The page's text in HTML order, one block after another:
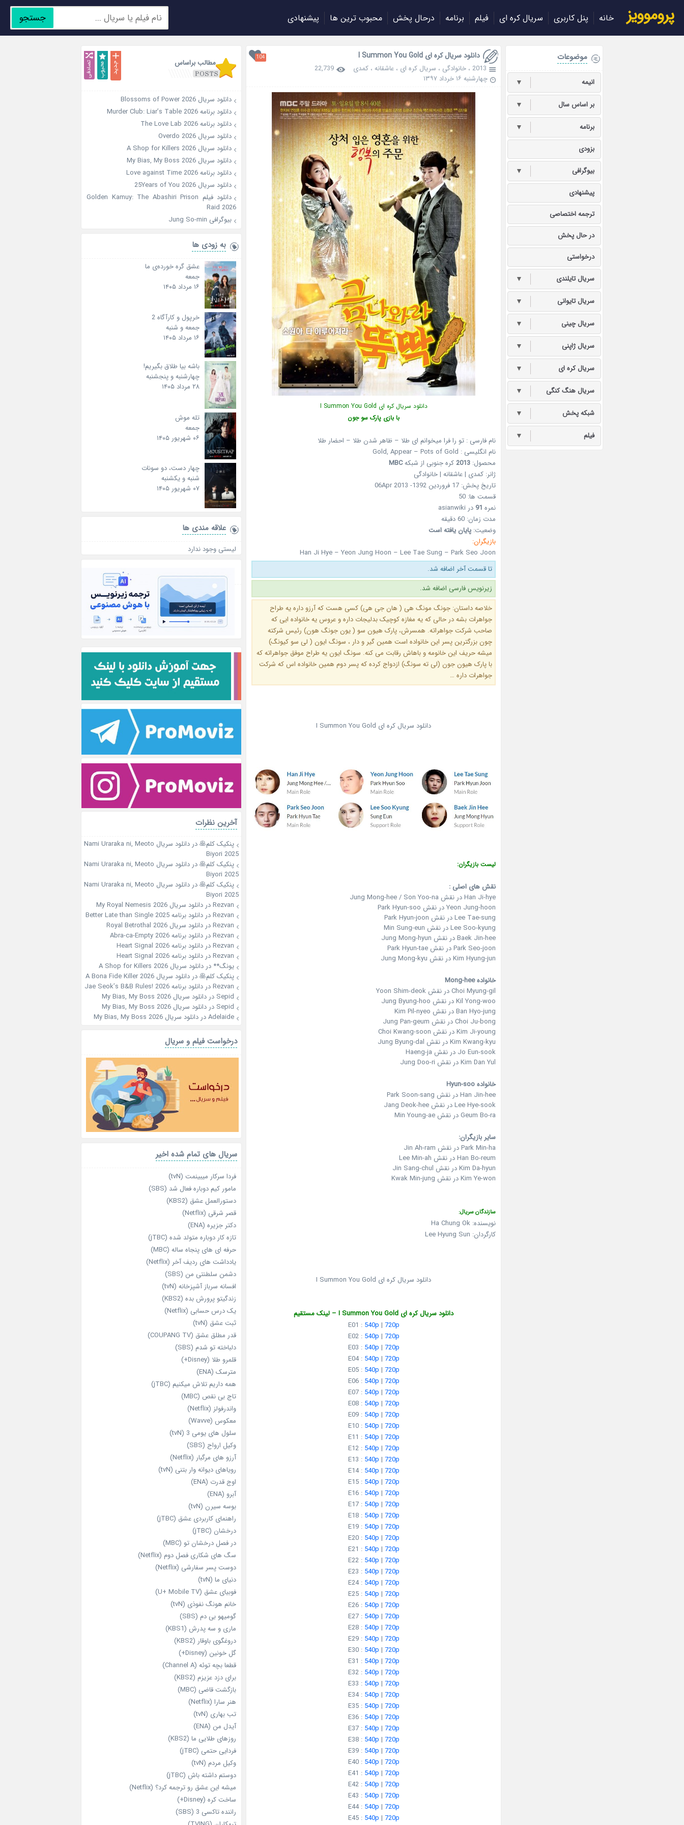
پروموویز خانه پنل کاربری سریال کره ای فیلم برنامه درحال پخش محبوب ترین ها پیشنهادی جستجو
دانلود سریال کره ای I Summon You Gold 104
2013 ، خانوادگی ، سریال کره ای ، عاشقانه ، کمدی
22,739
چهارشنبه ۱۶ خرداد ۱۳۹۷
دانلود سریال کره ای I Summon You Gold
با بازی پارک سو جون
نام فارسی : تو را فرا میخوانم ای طلا – ظاهر شدن طلا – احضار طلا
نام انگلیسی : Gold, Appear – Pots of Gold
محصول: 2013کره جنوبی از شبکهMBC
ژانر: کمدی | عاشقانه | خانوادگی
تاریخ پخش: 17 فروردین 1392- 06Apr 2013
قسمت ها: 50
نمره 91 در asianwiki
مدت زمان: 60 دقیقه
وضعیت: پایان یافته است
بازیگران:
Han Ji Hye – Yeon Jung Hoon – Lee Tae Sung – Park Seo Joon
تا قسمت آخر اضافه شد.
زیرنویس فارسی اضافه شد.
خلاصه داستان: جونگ مونگ هی ( هان جی هی) کسی هست که آرزو داره یه طراح
جواهرات بشه در حالی که یه مغازه کوچیک بدلیجات داره و عروس یه خانواده ایی که
صاحب شرکت جواهراته. همسرش، پارک هیون سو ( یون جونگ هون) رئیس شرکته
چون بزرگترین پسر این خانواده است همین گیر و دار ، سونگ ایون ( لی سو کیونگ)
میشه حریف این خانومه و باهاش رقابت می کنه. سونگ ایون یه طراح موفق جواهراته که
با پارک هیون جون (لی ته سونگ) ازدواج کرده که پسر دوم همین خانواده اس که شرکت
جواهرات داره …
دانلود سریال کره ای I Summon You Gold
لیست بازیگران:
نقش های اصلی :
Han Ji-hye در نقش Jung Mong-hee / Son Yoo-na
Yeon Jung-hoon در نقش Park Hyun-soo
Lee Tae-sung در نقش Park Hyun-joon
Lee Soo-kyung در نقش Min Sung-eun
Baek Jin-hee در نقش Jung Mong-hyun
Park Seo-joon در نقش Park Hyun-tae
Kim Hyung-jun در نقش Jung Mong-kyu
خانواده Mong-hee
Choi Myung-gil در نقش Yoon Shim-deok
Kil Yong-woo در نقش Jung Byung-hoo
Ban Hyo-jung در نقش Kim Pil-nyeo
Choi Ju-bong در نقش Jung Pan-geum
Kim Ji-young در نقش Choi Kwang-soon
Kim Kwang-kyu در نقش Jung Byung-dal
Jo Eun-sook در نقش Haeng-ja
Kim Dan Yul در نقش Jung Doo-ri
خانواده Hyun-soo
Han Jin-hee در نقش Park Soon-sang
Lee Hye-sook در نقش Jang Deok-hee
Geum Bo-ra در نقش Min Young-ae
سایر بازیگران:
Park Min-ha در نقش Jin Ah-ram
Han Bo-reum در نقش Lee Min-ah
Kim Da-hyun در نقش Jin Sang-chul
Kim Ye-won در نقش Kwak Min-jung
سازندگان سریال:
نویسنده: Ha Chung Ok
کارگردان: Lee Hyung Sun
دانلود سریال کره ای I Summon You Gold
دانلود سریال کره ای I Summon You Gold – لینک مستقیم
E01 : 540p | 720p
E02 : 540p | 720p
E03 : 540p | 720p
E04 : 540p | 720p
E05 : 540p | 720p
E06 : 540p | 720p
E07 : 540p | 720p
E08 : 540p | 720p
E09 : 540p | 720p
E10 : 540p | 720p
E11 : 540p | 720p
E12 : 540p | 720p
E13 : 540p | 720p
E14 : 540p | 720p
E15 : 540p | 720p
E16 : 540p | 720p
E17 : 540p | 720p
E18 : 540p | 720p
E19 : 540p | 720p
E20 : 540p | 720p
E21 : 540p | 720p
E22 : 540p | 720p
E23 : 540p | 720p
E24 : 540p | 720p
E25 : 540p | 720p
E26 : 540p | 720p
E27 : 540p | 720p
E28 : 540p | 720p
E29 : 540p | 720p
E30 : 540p | 720p
E31 : 540p | 720p
E32 : 540p | 720p
E33 : 540p | 720p
E34 : 540p | 720p
E35 : 540p | 720p
E36 : 540p | 720p
E37 : 540p | 720p
E38 : 540p | 720p
E39 : 540p | 720p
E40 : 540p | 720p
E41 : 540p | 720p
E42 : 540p | 720p
E43 : 540p | 720p
E44 : 540p | 720p
E45 : 540p | 720p
موضوعات
انیمه ▼
بر اساس سال ▼
برنامه ▼
بزودی
بیوگرافی ▼
پیشنهادی
ترجمه اختصاصی
در حال پخش
درخواستی
سریال تایلندی ▼
سریال تایوانی ▼
سریال چینی ▼
سریال ژاپنی ▼
سریال کره ای ▼
سریال هنگ کنگی ▼
شبکه پخش ▼
فیلم ▼
مطالب براساس
دانلود سریال Blossoms of Power 2026
دانلود برنامه Murder Club: Liar’s Table 2026
دانلود برنامه The Love Lab 2026
دانلود سریال Overdo 2026
دانلود سریال A Shop for Killers 2026
دانلود سریال My Bias, My Boss 2026
دانلود برنامه Love against Time 2026
دانلود سریال 25Years of You 2026
دانلود فیلم Golden Kamuy: The Abashiri Prison
Raid 2026
بیوگرافی Jung So-min
به زودی ها
عشق گره خورده‌ی ما
جمعه
۱۶ مرداد ۱۴۰۵
خرپول و کارآگاه 2
جمعه و شنبه
۱۶ مرداد ۱۴۰۵
باشه بیا طلاق بگیریم!
چهارشنبه و پنجشنبه
۲۸ مرداد ۱۴۰۵
تله موش
جمعه
۰۶ شهریور ۱۴۰۵
چهار دست، دو سونات
شنبه و یکشنبه
۰۷ شهریور ۱۴۰۵
علاقه‌ مندی ها
لیستی وجود ندارد
آخرین نظرات
پنکیک کلم🥞در
دانلود سریال Nami Uraraka ni, Meoto
Biyori 2025
پنکیک کلم🥞در
دانلود سریال Nami Uraraka ni, Meoto
Biyori 2025
پنکیک کلم🥞در
دانلود سریال Nami Uraraka ni, Meoto
Biyori 2025
Rezvanدردانلود سریال My Royal Nemesis 2026
Rezvanدردانلود برنامه Better Late than Single 2025
Rezvanدردانلود سریال Royal Betrothal 2026
Rezvanدردانلود برنامه Abra-ca-Empty 2026
Rezvanدردانلود برنامه Heart Signal 2026
Rezvanدردانلود برنامه Heart Signal 2026
یونگ** دردانلود سریال A Shop for Killers 2026
پنکیک کلم🥞دردانلود سریال A Bona Fide Killer 2026
Rezvanدردانلود برنامه Jae Seok’s B&B Rules! 2026
Sepid دردانلود سریال My Bias, My Boss 2026
Sepid دردانلود سریال My Bias, My Boss 2026
Adelaideدردانلود سریال My Bias, My Boss 2026
درخواست فیلم و سریال
سریال های تمام شده اخیر
فردا سرکار میبینمت (tvN)
مامور کیم دوباره فعال شد (SBS)
دستورالعمل عشق (KBS2)
قصر شرقی (Netflix)
دکتر جزیره (ENA)
تازه‌ کار دوباره‌ متولد شده (jTBC)
حرفه‌ ای‌ های پنجاه‌ ساله (MBC)
یادداشت‌ های ردیف آخر (Netflix)
دشمن سلطنتی من (SBS)
افسانه سرباز آشپزخانه (tvN)
زندگیتو پرورش بده (KBS2)
یک درس حسابی (Netflix)
ثبت عشق (tvN)
قدر مطلق عشق (COUPANG TV)
دلباخته تو شدم (SBS)
قلمرو طلا (Disney+)
مترسک (ENA)
همه داریم تلاش میکنیم (jTBC)
تاج بی‌ نقص (MBC)
واندرفولز (Netflix)
معکوس (Wavve)
سلول های یومی 3 (tvN)
وکیل ارواح (SBS)
آرزو های مرگبار (Netflix)
رویاهای دیوانه‌ وار بتنی (tvN)
اوج قدرت (ENA)
آبرو (ENA)
بوسه سیرن (tvN)
راهنمای کاربردی عشق (jTBC)
درخشان (jTBC)
در فصل درخشان تو (MBC)
سگ های شکاری فصل دوم (Netflix)
دوست‌ پسر سفارشی (Netflix)
دنیای ما (tvN)
فوبیای عشق (U+ Mobile TV)
خانم هونگ نفوذی (tvN)
گومیهو بی دم (SBS)
ماری و سه پدرش (KBS1)
دروغگوی باوقار (KBS2)
گل خونین (Disney+)
قطعا بچه توئه (Channel A)
برای دزد عزیزم (KBS2)
بازگشت قاضی (MBC)
هنر سارا (Netflix)
تب بهاری (tvN)
آیدل من (ENA)
روزهای طلایی ما (KBS2)
فردایی حتمی (jTBC)
وکیل مردم (tvN)
دوستم داشته باش (jTBC)
میشه این عشق رو ترجمه کرد؟ (Netflix)
ساخت کره (Disney+)
راننده تاکسی 3 (SBS)